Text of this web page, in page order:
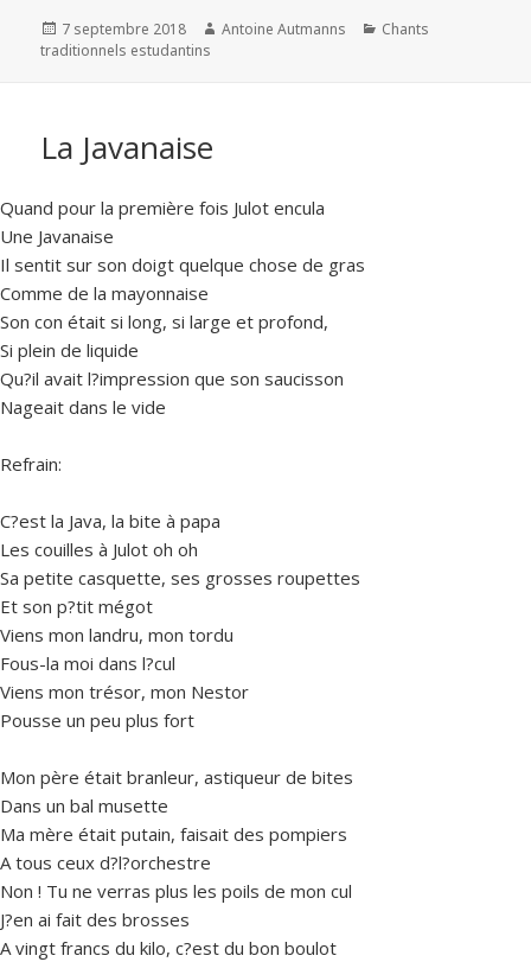
Publié
le
7 septembre 2018 Auteur
Antoine Autmanns Catégories
Chants
traditionnels estudantins
La Javanaise
Quand pour la première fois Julot encula
Une Javanaise
Il sentit sur son doigt quelque chose de gras
Comme de la mayonnaise
Son con était si long, si large et profond,
Si plein de liquide
Qu?il avait l?impression que son saucisson
Nageait dans le vide
Refrain:
C?est la Java, la bite à papa
Les couilles à Julot oh oh
Sa petite casquette, ses grosses roupettes
Et son p?tit mégot
Viens mon landru, mon tordu
Fous-la moi dans l?cul
Viens mon trésor, mon Nestor
Pousse un peu plus fort
Mon père était branleur, astiqueur de bites
Dans un bal musette
Ma mère était putain, faisait des pompiers
A tous ceux d?l?orchestre
Non ! Tu ne verras plus les poils de mon cul
J?en ai fait des brosses
A vingt francs du kilo, c?est du bon boulot